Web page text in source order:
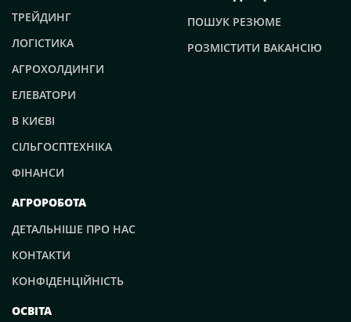
ТРЕЙДИНГ
ЛОГІСТИКА
АГРОХОЛДИНГИ
ЕЛЕВАТОРИ
В КИЄВІ
СІЛЬГОСПТЕХНІКА
ФІНАНСИ
ПОШУК РЕЗЮМЕ
РОЗМІСТИТИ ВАКАНСІЮ
АГРОРОБОТА
ДЕТАЛЬНІШЕ ПРО НАС
КОНТАКТИ
КОНФІДЕНЦІЙНІСТЬ
ОСВІТА